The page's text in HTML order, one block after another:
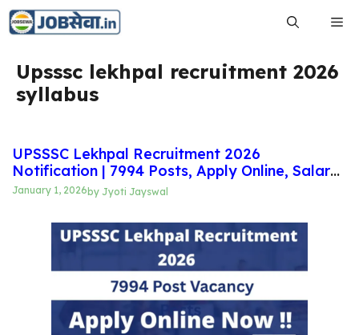
Skip
Upsssc lekhpal recruitment 2026
syllabus
UPSSSC Lekhpal Recruitment 2026
Notification | 7994 Posts, Apply Online, Salary
& Eligibility
January 1, 2026 by Jyoti Jayswal